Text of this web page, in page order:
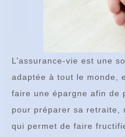
L’assurance-vie est une
adaptée à tout le monde,
faire une épargne afin de
pour préparer sa retraite,
qui permet de faire